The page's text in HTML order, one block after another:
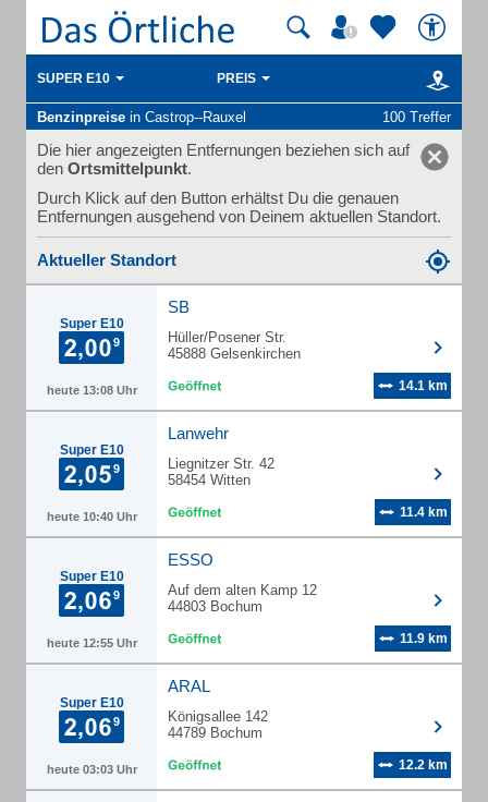
SUPER E10 PREIS
Benzinpreise in Castrop--Rauxel 100 Treffer
Die hier angezeigten Entfernungen beziehen sich auf
den Ortsmittelpunkt.
Durch Klick auf den Button erhältst Du die genauen
Entfernungen ausgehend von Deinem aktuellen Standort.
Aktueller Standort
Super E10
heute 13:08 Uhr
SB
Hüller/Posener Str.
45888 Gelsenkirchen
14.1 km
Super E10
heute 10:40 Uhr
Lanwehr
Liegnitzer Str. 42
58454 Witten
11.4 km
Super E10
heute 12:55 Uhr
ESSO
Auf dem alten Kamp 12
44803 Bochum
11.9 km
Super E10
heute 03:03 Uhr
ARAL
Königsallee 142
44789 Bochum
12.2 km